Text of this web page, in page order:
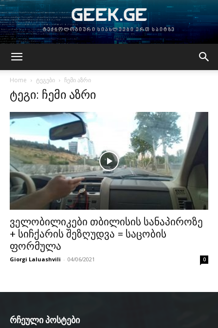
GEEK.GE
ტექნოლოგიური სიახლეები ერთ საიტზე
Home ტეგები ჩემი აზრი
ტეგი: ჩემი აზრი
ველობილიკები თბილისის სანაპიროზე
+ სიჩქარის შეზღუდვა = საცობის
ფორმულა
Giorgi Laluashvili - 04/06/2021 0
რჩეული პოსტები